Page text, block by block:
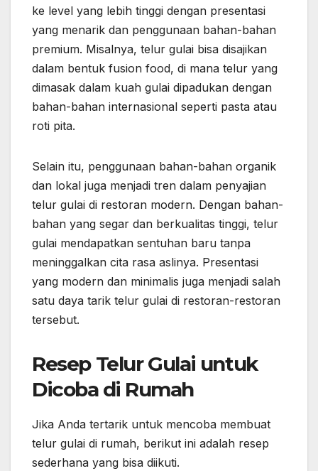
ke level yang lebih tinggi dengan presentasi
yang menarik dan penggunaan bahan-bahan
premium. Misalnya, telur gulai bisa disajikan
dalam bentuk fusion food, di mana telur yang
dimasak dalam kuah gulai dipadukan dengan
bahan-bahan internasional seperti pasta atau
roti pita.
Selain itu, penggunaan bahan-bahan organik
dan lokal juga menjadi tren dalam penyajian
telur gulai di restoran modern. Dengan bahan-
bahan yang segar dan berkualitas tinggi, telur
gulai mendapatkan sentuhan baru tanpa
meninggalkan cita rasa aslinya. Presentasi
yang modern dan minimalis juga menjadi salah
satu daya tarik telur gulai di restoran-restoran
tersebut.
Resep Telur Gulai untuk
Dicoba di Rumah
Jika Anda tertarik untuk mencoba membuat
telur gulai di rumah, berikut ini adalah resep
sederhana yang bisa diikuti.